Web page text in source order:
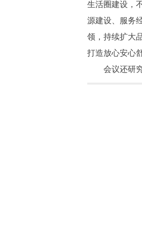
生活圈建设，
源建设、服务
领，持续扩大
打造放心安心
会议还研究